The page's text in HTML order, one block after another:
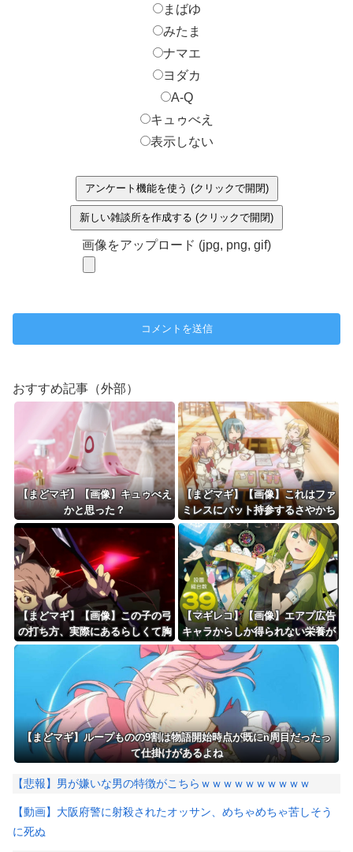
まばゆ
みたま
ナマエ
ヨダカ
A-Q
キュゥべえ
表示しない
アンケート機能を使う (クリックで開閉)
新しい雑談所を作成する (クリックで開閉)
画像をアップロード (jpg, png, gif)
おすすめ記事（外部）
【まどマギ】【画像】キュゥべえ
かと思った？
【まどマギ】【画像】これはファ
ミレスにバット持参するさやかち
ゃん
【まどマギ】【画像】この子の弓
の打ち方、実際にあるらしくて胸
熱
【マギレコ】【画像】エアプ広告
キャラからしか得られない栄養が
ある
【まどマギ】ループものの9割は物語開始時点が既にn周目だったっ
て仕掛けがあるよね
【悲報】男が嫌いな男の特徴がこちらｗｗｗｗｗｗｗｗｗｗ
【動画】大阪府警に射殺されたオッサン、めちゃめちゃ苦しそう
に死ぬ